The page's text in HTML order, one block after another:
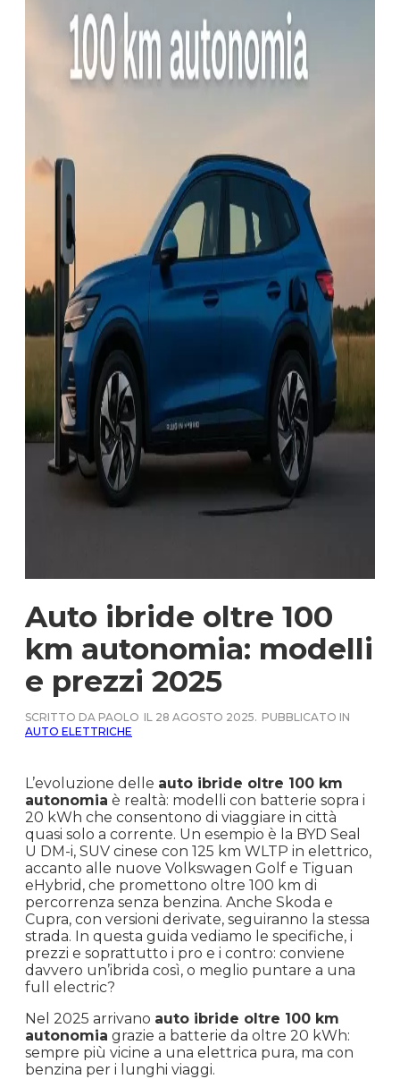
Auto ibride oltre 100
km autonomia: modelli
e prezzi 2025
SCRITTO DA PAOLO IL 28 AGOSTO 2025. PUBBLICATO IN
AUTO ELETTRICHE
L’evoluzione delle auto ibride oltre 100 km
autonomia è realtà: modelli con batterie sopra i
20 kWh che consentono di viaggiare in città
quasi solo a corrente. Un esempio è la BYD Seal
U DM-i, SUV cinese con 125 km WLTP in elettrico,
accanto alle nuove Volkswagen Golf e Tiguan
eHybrid, che promettono oltre 100 km di
percorrenza senza benzina. Anche Skoda e
Cupra, con versioni derivate, seguiranno la stessa
strada. In questa guida vediamo le specifiche, i
prezzi e soprattutto i pro e i contro: conviene
davvero un’ibrida così, o meglio puntare a una
full electric?
Nel 2025 arrivano auto ibride oltre 100 km
autonomia grazie a batterie da oltre 20 kWh:
sempre più vicine a una elettrica pura, ma con
benzina per i lunghi viaggi.